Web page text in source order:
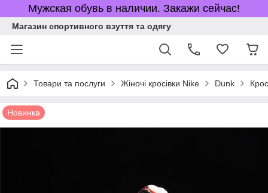
Мужская обувь в наличии. Закажи сейчас!
Магазин спортивного взуття та одягу
Товари та послуги Жіночі кросівки Nike Dunk
Новинка